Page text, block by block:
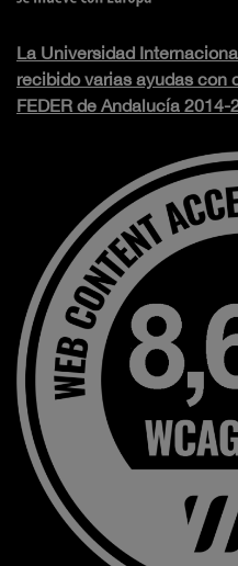
La Universidad
recibido varias ayudas con
FEDER de Andalucía 2014-